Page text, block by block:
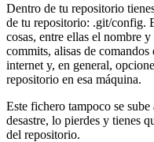
Dentro de tu repositorio
de tu repositorio: .git/config.
cosas, entre ellas el nombre
commits, alisas de comandos
internet y, en general,
repositorio en esa máquina.
Este fichero tampoco se
desastre, lo pierdes y tienes
del repositorio.